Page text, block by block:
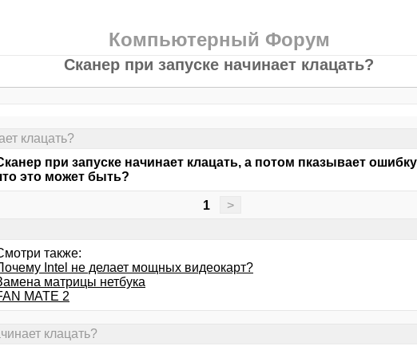
Компьютерный Форум
Сканер при запуске начинает клацать?
клацать?
при запуске начинает клацать, а потом пказывает
это может быть?
1 >
также:
Intel не делает мощных видеокарт?
матрицы нетбука
MATE 2
клацать?